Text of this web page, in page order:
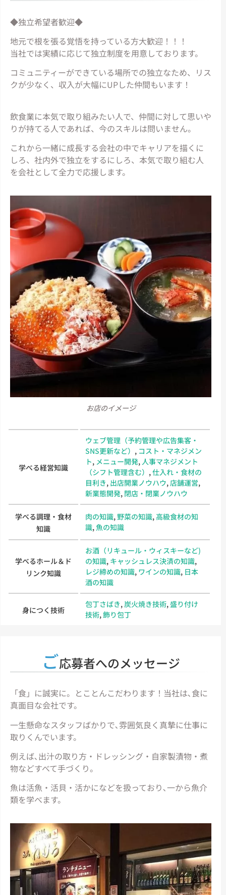
◆独立希望者歓迎◆
地元で根を張る覚悟を持っている方大歓迎！！！
当社では実績に応じて独立制度を用意しております。
コミュニティーができている場所での独立なため、リス
クが少なく、収入が大幅にUPした仲間もいます！
飲食業に本気で取り組みたい人で、仲間に対して思いや
りが持てる人であれば、今のスキルは問いません。
これから一緒に成長する会社の中でキャリアを描くに
しろ、社内外で独立をするにしろ、本気で取り組む人
を会社として全力で応援します。
お店のイメージ
学べる経営知識
ウェブ管理（予約管理や広告集客・
SNS更新など） , コスト・マネジメン
ト, メニュー開発, 人事マネジメント
（シフト管理含む） ,仕入れ・食材の
目利き, 出店開業ノウハウ, 店舗運営,
新業態開発, 閉店・閉業ノウハウ
学べる調理・食材
知識
肉の知識, 野菜の知識, 高級食材の知
識,魚の知識
学べるホール＆ド
リンク知識
お酒（リキュール・ウィスキーなど)
の知識, キャッシュレス決済の知識,
レジ締めの知識, ワインの知識, 日本
酒の知識
身につく技術
包丁さばき, 炭火焼き技術,盛り付け
技術,飾り包丁
ご応募者へのメッセージ
「食」に誠実に。とことんこだわります！当社は､食に
真面目な会社です。
一生懸命なスタッフばかりで､雰囲気良く真摯に仕事に
取りくんでいます。
例えば､出汁の取り方・ドレッシング・自家製漬物・煮
物などすべて手づくり。
魚は活魚・活貝・活かになどを扱っており､一から魚介
類を学べます。